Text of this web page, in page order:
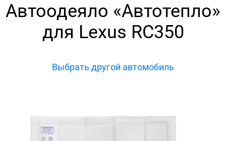
Автоодеяло «Автотепло»
для Lexus RC350
Выбрать другой автомобиль